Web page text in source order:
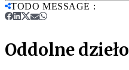
TODO MESSAGE :
Oddolne dzieło